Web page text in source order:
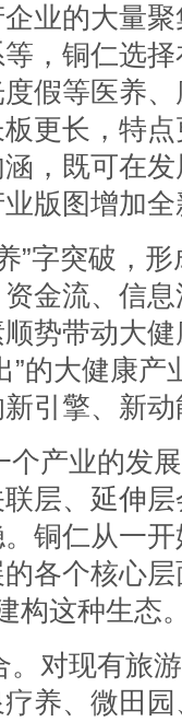
业的大量
，铜仁选
假等医养
更长，特
，既可在
版图增加
”字突破，
金流、信
势带动大
”的大健康产
引擎、新
个产业的发
层、延伸
铜仁从一
各个核心
构这种生态
对现有旅
养、微田